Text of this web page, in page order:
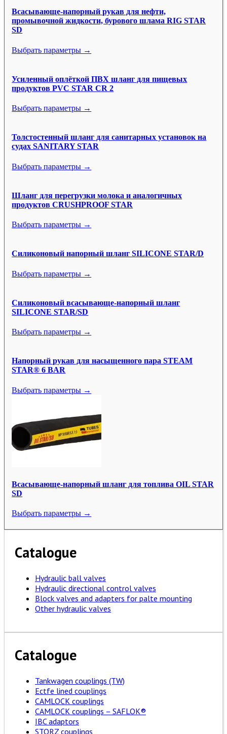
Всасывающе-напорный рукав для нефти,
промывочной жидкости, бурового шлама RIG STAR
SD
Выбрать параметры →
Усиленный оплёткой ПВХ шланг для пищевых
продуктов PVC STAR CR 2
Выбрать параметры →
Толстостенный шланг для санитарных установок на
судах SANITARY STAR
Выбрать параметры →
Шланг для перегрузки молока и аналогичных
продуктов CRUSHPROOF STAR
Выбрать параметры →
Силиконовый напорный шланг SILICONE STAR/D
Выбрать параметры →
Силиконовый всасывающе-напорный шланг
SILICONE STAR/SD
Выбрать параметры →
Напорный рукав для насыщенного пара STEAM
STAR® 6 BAR
Выбрать параметры →
Всасывающе-напорный шланг для топлива OIL STAR
SD
Выбрать параметры →
Catalogue
Hydraulic ball valves
Hydraulic directional control valves
Block valves and adapters for palte mounting
Other hydraulic valves
Catalogue
Tankwagen couplings (TW)
Ectfe lined couplings
CAMLOCK couplings
CAMLOCK couplings – SAFLOK®
IBC adaptors
STORZ couplings